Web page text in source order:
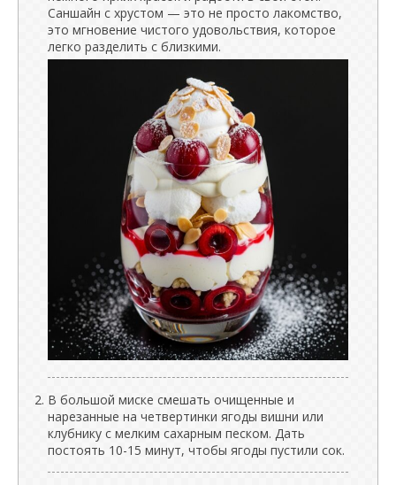
Саншайн с хрустом — это не просто лакомство,
это мгновение чистого удовольствия, которое
легко разделить с близкими.
В большой миске смешать очищенные и
нарезанные на четвертинки ягоды вишни или
клубнику с мелким сахарным песком. Дать
постоять 10-15 минут, чтобы ягоды пустили сок.